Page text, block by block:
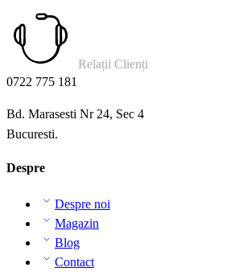
Relații Clienți
0722 775 181
Bd. Marasesti Nr 24, Sec 4
Bucuresti.
Despre
Despre noi
Magazin
Blog
Contact